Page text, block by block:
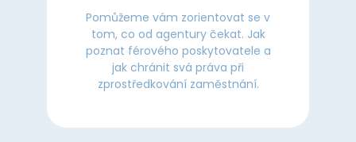
Pomůžeme vám zorientovat se v
tom, co od agentury čekat. Jak
poznat férového poskytovatele a
jak chránit svá práva při
zprostředkování zaměstnání.